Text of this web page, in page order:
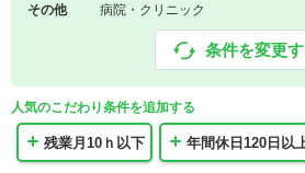
その他
病院・クリニック
条件を変更
人気のこだわり条件を追加する
残業月10ｈ以下 年間休日120日以